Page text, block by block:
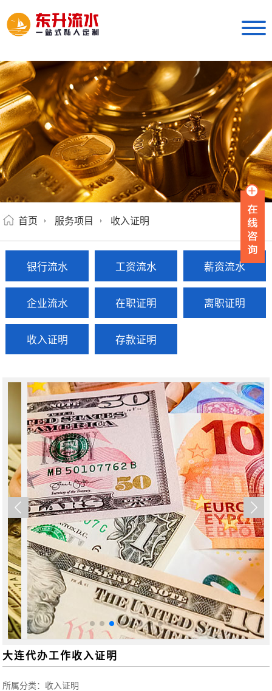
首页 服务项目 收入证明
银行流水 工资流水 薪资流水
企业流水 在职证明 离职证明
收入证明 存款证明
大连代办工作收入证明
所属分类： 收入证明